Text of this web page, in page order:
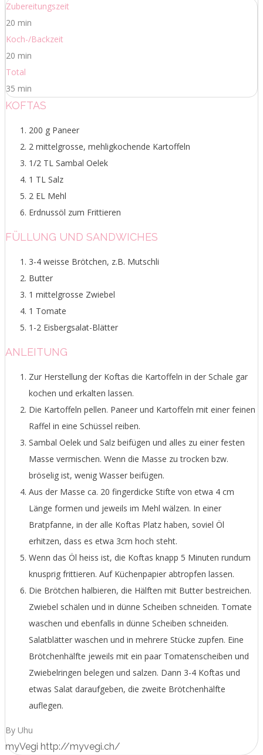
Zubereitungszeit
20 min
Koch-/Backzeit
20 min
Total
35 min
KOFTAS
200 g Paneer
2 mittelgrosse, mehligkochende Kartoffeln
1/2 TL Sambal Oelek
1 TL Salz
2 EL Mehl
Erdnussöl zum Frittieren
FÜLLUNG UND SANDWICHES
3-4 weisse Brötchen, z.B. Mutschli
Butter
1 mittelgrosse Zwiebel
1 Tomate
1-2 Eisbergsalat-Blätter
ANLEITUNG
Zur Herstellung der Koftas die Kartoffeln in der Schale gar
kochen und erkalten lassen.
Die Kartoffeln pellen. Paneer und Kartoffeln mit einer feinen
Raffel in eine Schüssel reiben.
Sambal Oelek und Salz beifügen und alles zu einer festen
Masse vermischen. Wenn die Masse zu trocken bzw.
bröselig ist, wenig Wasser beifügen.
Aus der Masse ca. 20 fingerdicke Stifte von etwa 4 cm
Länge formen und jeweils im Mehl wälzen. In einer
Bratpfanne, in der alle Koftas Platz haben, soviel Öl
erhitzen, dass es etwa 3cm hoch steht.
Wenn das Öl heiss ist, die Koftas knapp 5 Minuten rundum
knusprig frittieren. Auf Küchenpapier abtropfen lassen.
Die Brötchen halbieren, die Hälften mit Butter bestreichen.
Zwiebel schälen und in dünne Scheiben schneiden. Tomate
waschen und ebenfalls in dünne Scheiben schneiden.
Salatblätter waschen und in mehrere Stücke zupfen. Eine
Brötchenhälfte jeweils mit ein paar Tomatenscheiben und
Zwiebelringen belegen und salzen. Dann 3-4 Koftas und
etwas Salat daraufgeben, die zweite Brötchenhälfte
auflegen.
By Uhu
myVegi http://myvegi.ch/